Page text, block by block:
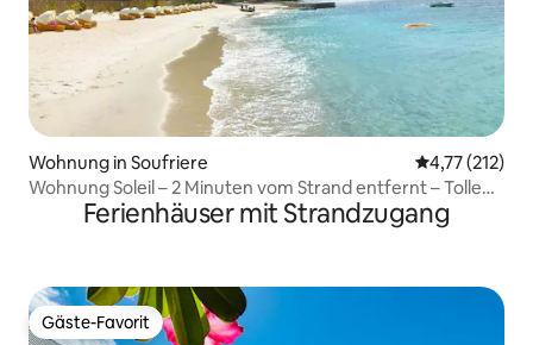
Wohnung in Soufriere
4,77 (212)
Wohnung Soleil – 2 Minuten vom Strand entfernt – Tolle
AussichtFerienhäuser mit Strandzugang
Gäste-Favorit
Gäste-Favorit